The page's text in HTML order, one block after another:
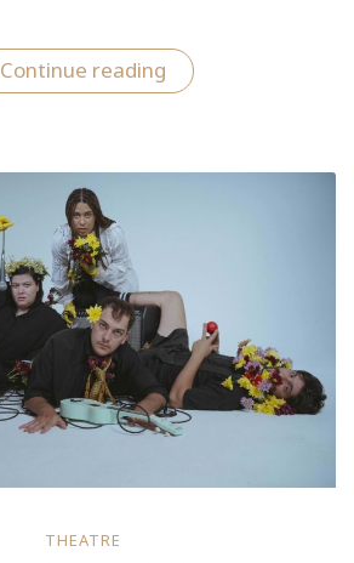
Continue reading“Ο
Σωκράτης
βραδιές
THEATRE